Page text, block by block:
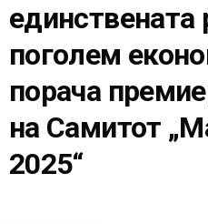
единствената
поголем
порача
на Самитот
2025“